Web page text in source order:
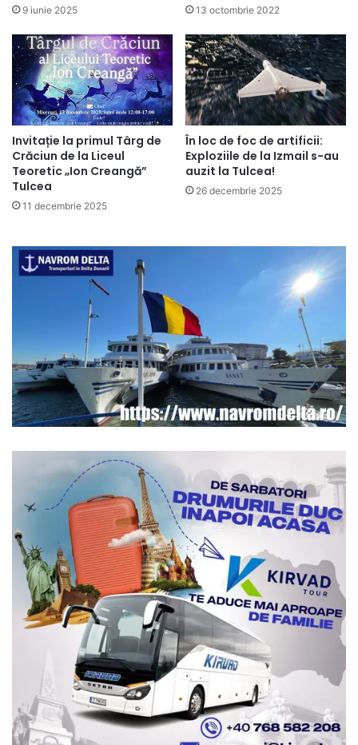
9 iunie 2025 13 octombrie 2022
Invitație la primul Târg de
Crăciun de la Liceul
Teoretic „Ion Creangă”
Tulcea
11 decembrie 2025
În loc de foc de artificii:
Exploziile de la Izmail s-au
auzit la Tulcea!
26 decembrie 2025